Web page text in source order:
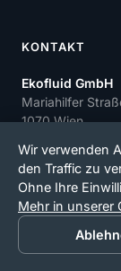
KONTAKT
Ekofluid GmbH
Mariahilfer
1070 Wien
Wir verwenden
den Traffic zu
Ohne Ihre
Mehr in unserer